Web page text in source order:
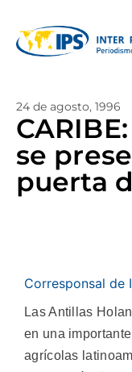
24 de agosto, 1996
se
puerta
Corresponsal de
Las Antillas
en una
agrícolas